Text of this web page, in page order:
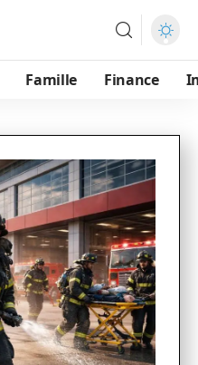
Famille Finance